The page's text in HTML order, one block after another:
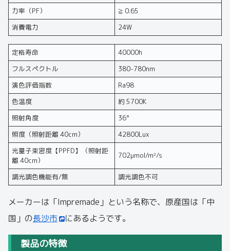
力率（PF）
≧ 0.65
消費電力
24W
定格寿命
40000h
フルスペクトル
380-780nm
演色評価指数
Ra98
色温度
約 5700K
照射角度
36°
照度（照射距離 40cm）
42800Lux
光量子束密度【PPFD】（照射距
離 40cm）
702μmol/m²/s
調光調色機能有/無 調光調色不可
メーカーは「Impremade」という名称で、原産国は「中
国」の長沙市 にあるようです。
製品の特徴